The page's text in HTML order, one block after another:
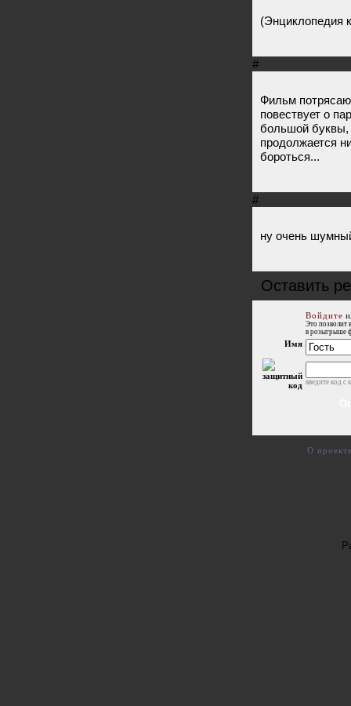
(Энциклопедия
#
Фильм
повествует о
большой буквы,
продолжается
бороться...
#
ну очень
Оставить
Войдите
Это позволит
в розыгрыше
Имя
введите код с
О